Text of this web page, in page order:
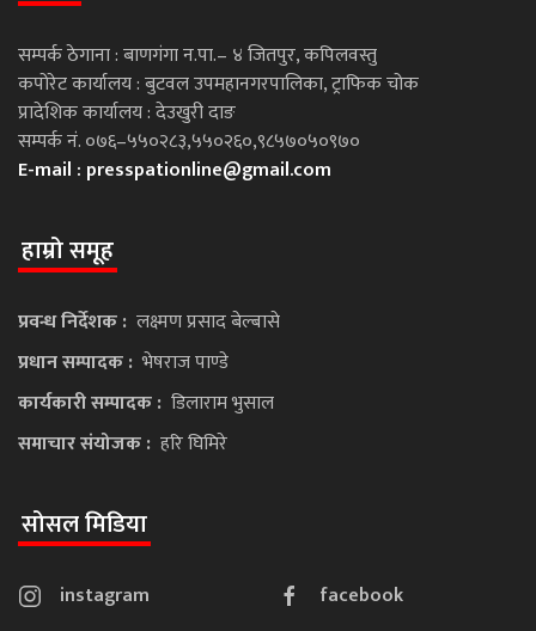
सम्पर्क ठेगाना : बाणगंगा न.पा.– ४ जितपुर, कपिलवस्तु
कपोरेट कार्यालय : बुटवल उपमहानगरपालिका, ट्राफिक चोक
प्रादेशिक कार्यालय : देउखुरी दाङ
सम्पर्क नं. ०७६–५५०२८३,५५०२६०,९८५७०५०९७०
E-mail : presspationline@gmail.com
हाम्रो समूह
प्रवन्ध निर्देशक : लक्ष्मण प्रसाद बेल्बासे
प्रधान सम्पादक : भेषराज पाण्डे
कार्यकारी सम्पादक : डिलाराम भुसाल
समाचार संयोजक : हरि घिमिरे
सोसल मिडिया
instagram
facebook